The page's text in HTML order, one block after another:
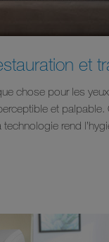
et
chose pour les
et
rend